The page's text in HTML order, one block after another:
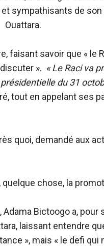
sympathisants de
Ouattara.
faisant savoir que « le
». « Le Raci va
du 31
tout en appelant ses
quoi, demandé aux
chose, la
Bictoogo a, pour
laissant entendre
», mais « le defi qui